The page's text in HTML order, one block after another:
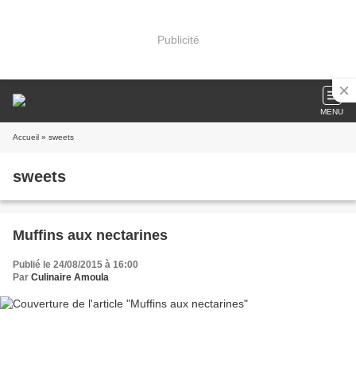
Publicité
MENU
Accueil » sweets
sweets
Muffins aux nectarines
Publié le 24/08/2015 à 16:00
Par Culinaire Amoula